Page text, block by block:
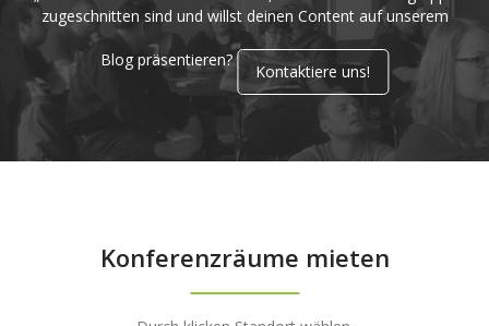
zugeschnitten sind und willst deinen Content auf unserem
Blog präsentieren?
Kontaktiere uns!
Konferenzräume mieten